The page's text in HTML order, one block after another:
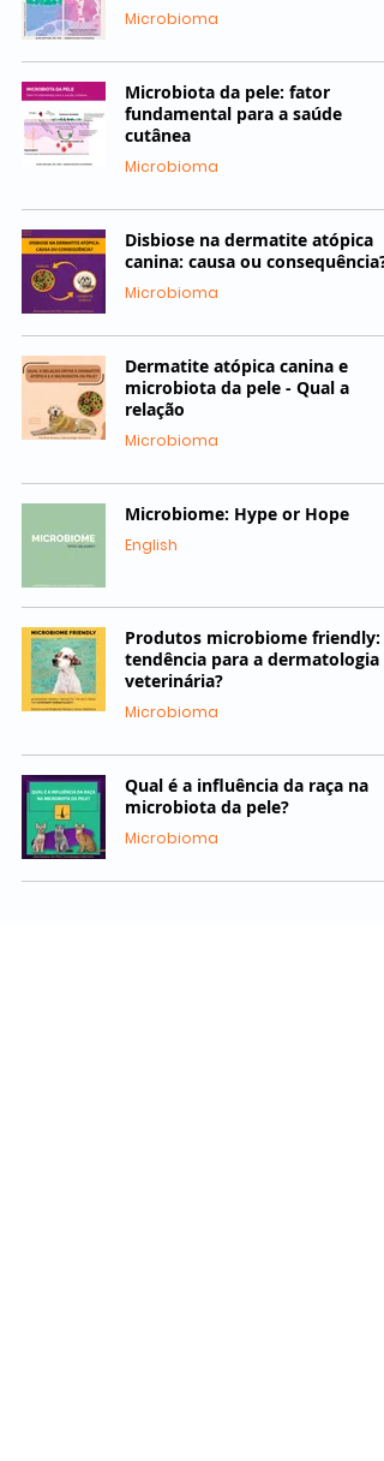
Microbioma
Microbiota da pele: fator
fundamental para a saúde
cutânea
Microbioma
Disbiose na dermatite atópica
canina: causa ou consequência?
Microbioma
Dermatite atópica canina e
microbiota da pele - Qual a
relação
Microbioma
Microbiome: Hype or Hope
English
Produtos microbiome friendly:
tendência para a dermatologia
veterinária?
Microbioma
Qual é a influência da raça na
microbiota da pele?
Microbioma